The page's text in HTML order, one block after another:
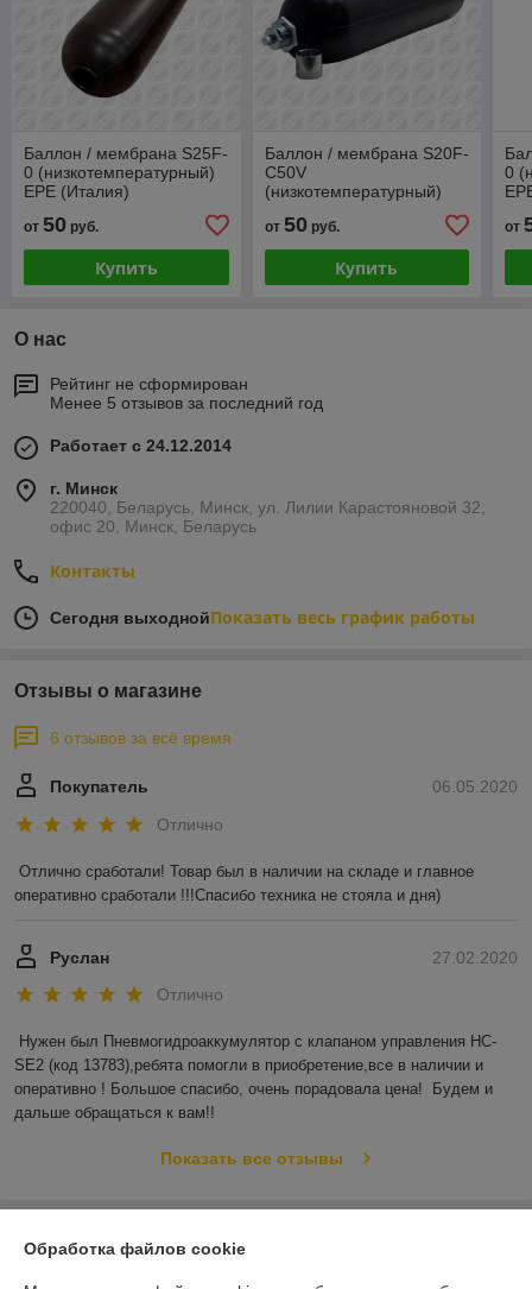
Баллон / мембрана S25F-
0 (низкотемпературный)
EPE (Италия)
от 50 руб.
Купить
Баллон / мембрана S20F-
C50V
(низкотемпературный)
от 50руб.
Купить
0
от
О нас
Рейтинг не сформирован
Менее 5 отзывов за последний год
Работает с 24.12.2014
г. Минск
220040, Беларусь, Минск, ул. Лилии Карастояновой 32,
офис 20, Минск, Беларусь
Контакты
Сегодня выходнойПоказать весь график работы
Отзывы о магазине
6 отзывов за всё время
06.05.2020
Покупатель
Отлично
Отлично сработали! Товар был в наличии на складе и главное
оперативно сработали !!!Спасибо техника не стояла и дня)
27.02.2020
Руслан
Отлично
Нужен был Пневмогидроаккумулятор с клапаном управления HC-
SE2 (код 13783),ребята помогли в приобретение,все в наличии и
оперативно ! Большое спасибо, очень порадовала цена!  Будем и
дальше обращаться к вам!!
Показать все отзывы
О нас
Обработка файлов cookie